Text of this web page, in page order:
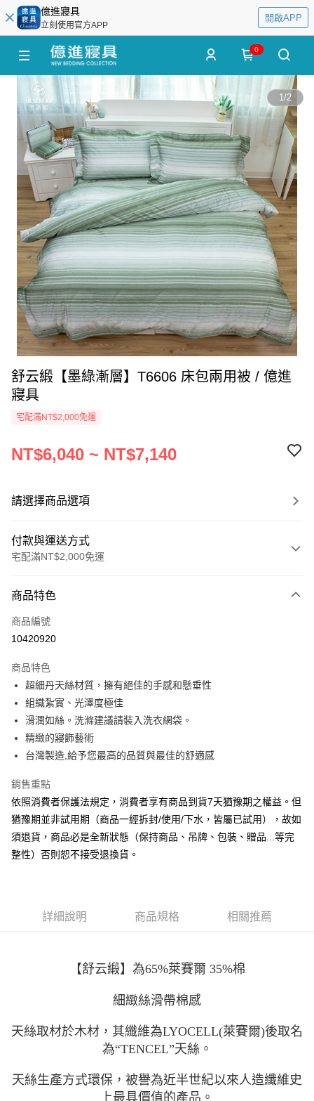
億進寢具
立刻使用官方APP
開啟APP
0
1/2
舒云緞【墨綠漸層】T6606 床包兩用被 / 億進
寢具
宅配滿NT$2,000免運
NT$6,040 ~ NT$7,140
請選擇商品選項
付款與運送方式
宅配滿NT$2,000免運
信用卡一次付款
信用卡分期付款
合作金庫商業銀行
華南商業銀行
彰化商業銀行
上海商業儲蓄銀行
國泰世華商業銀行
兆豐國際商業銀行
臺灣中小企業銀行
匯豐（台灣）商業銀行
華泰商業銀行
聯邦商業銀行
遠東國際商業銀行
元大商業銀行
台新國際商業銀行
中國信託商業銀行
台灣樂天信用卡公司
6 期 0 利率 每期
華南商業銀行
上海商業儲蓄銀行
台北富邦商業銀行
國泰世華商業銀行
臺灣中小企業銀行
台中商業銀行
聯邦商業銀行
元大商業銀行
永豐商業銀行
玉山商業銀行
星展（台灣）商業銀行
台灣樂天信用卡公司
LINE Pay
Apple Pay
悠遊付
Google Pay
ATM付款
運送方式
非床墊商品，一般宅配
每筆NT$150，滿NT$1,399(含以上)免運費
商品特色
商品編號
10420920
商品特色
超細丹天絲材質，擁有絕佳的手感和懸垂性
組織紮實、光澤度極佳
滑潤如絲。洗滌建議請裝入洗衣網袋。
精緻的寢飾藝術
台灣製造,給予您最高的品質與最佳的舒適感
銷售重點
依照消費者保護法規定，消費者享有商品到貨7天猶豫期之權益。但
猶豫期並非試用期（商品一經拆封/使用/下水，皆屬已試用），故如
須退貨，商品必是全新狀態（保持商品、吊牌、包裝、贈品...等完
整性）否則恕不接受退換貨。
詳細說明 商品規格 相關推薦
【舒云緞】為65%萊賽爾 35%棉
細緻絲滑帶棉感
天絲取材於木材，其纖維為LYOCELL(萊賽爾)後取名
為“TENCEL”天絲。
天絲生產方式環保，被譽為近半世紀以來人造纖維史
上最具價值的產品。